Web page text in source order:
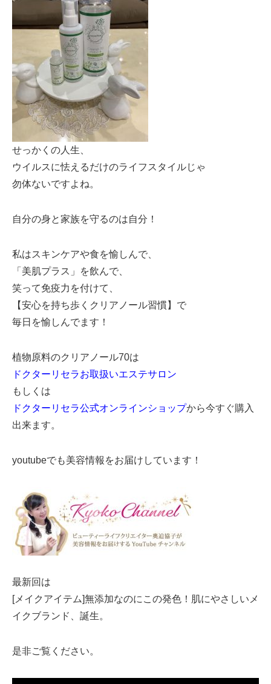
せっかくの人生、
ウイルスに怯えるだけのライフスタイルじゃ
勿体ないですよね。
自分の身と家族を守るのは自分！
私はスキンケアや食を愉しんで、
「美肌プラス」を飲んで、
笑って免疫力を付けて、
【安心を持ち歩くクリアノール習慣】で
毎日を愉しんでます！
植物原料のクリアノール70は
ドクターリセラお取扱いエステサロン
もしくは
ドクターリセラ公式オンラインショップから今すぐ購入
出来ます。
youtubeでも美容情報をお届けしています！
最新回は
[メイクアイテム]無添加なのにこの発色！肌にやさしいメ
イクブランド、誕生。
是非ご覧ください。